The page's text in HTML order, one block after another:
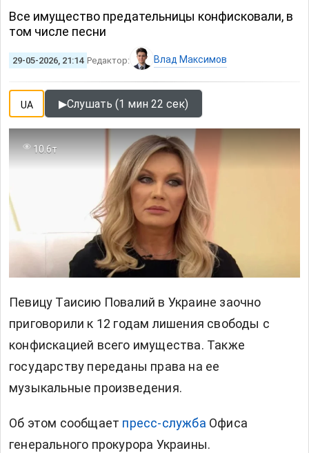
Все имущество предательницы конфисковали, в
том числе песни
29-05-2026, 21:14 Редактор: Влад Максимов
UA ▶Слушать (1 мин 22 сек)
10.6т
Певицу Таисию Повалий в Украине заочно
приговорили к 12 годам лишения свободы с
конфискацией всего имущества. Также
государству переданы права на ее
музыкальные произведения.
Об этом сообщает пресс-служба Офиса
генерального прокурора Украины.